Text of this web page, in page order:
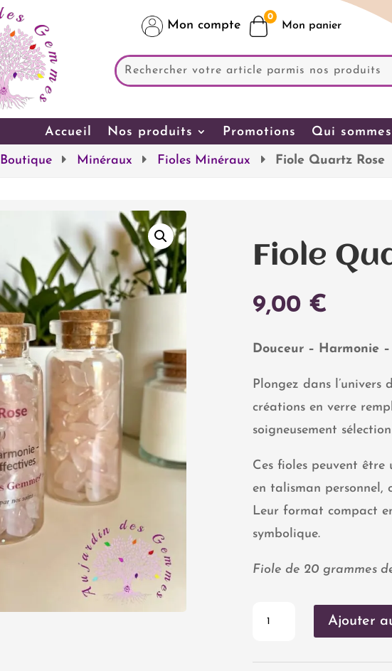
Mon compte
0
Accueil Nos produits Promotions Qui
Boutique Minéraux Fioles Minéraux Fiole Quartz Rose
Fiole
9,00 €
Douceur – Harmonie
Plongez dans
créations en verre
soigneusement
Ces fioles peuvent
en talisman
Leur format compact
symbolique.
Fiole de 20 grammes
Ajouter